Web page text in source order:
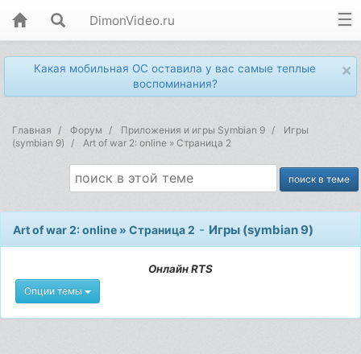
DimonVideo.ru
×
Какая мобильная ОС оставила у вас самые теплые
воспоминания?
Главная Форум Приложения и игры Symbian 9
Игры
(symbian 9)
Art of war 2: online » Страница 2
Art of war 2: online » Страница 2 - Игры (symbian 9)
Онлайн RTS
Опции темы